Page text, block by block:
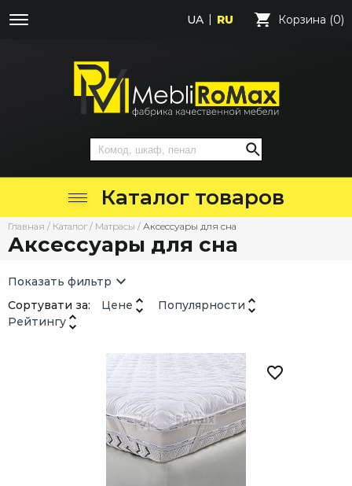
UA RU Корзина (0)
Каталог товаров
Главная / Каталог / Матрасы / Аксессуары для сна
Аксессуары для сна
Показать фильтр
Сортувати за:
Цене
Популярности
Рейтингу